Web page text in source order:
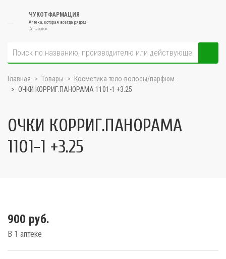
ЧУКОТФАРМАЦИЯ
Аптека, которая всегда рядом
Сеть аптек
Главная Товары
Косметика тело-волосы/парфюм
ОЧКИ КОРРИГ.ПАНОРАМА 1101-1 +3.25
ОЧКИ КОРРИГ.ПАНОРАМА
1101-1 +3.25
900 руб.
В 1 аптеке